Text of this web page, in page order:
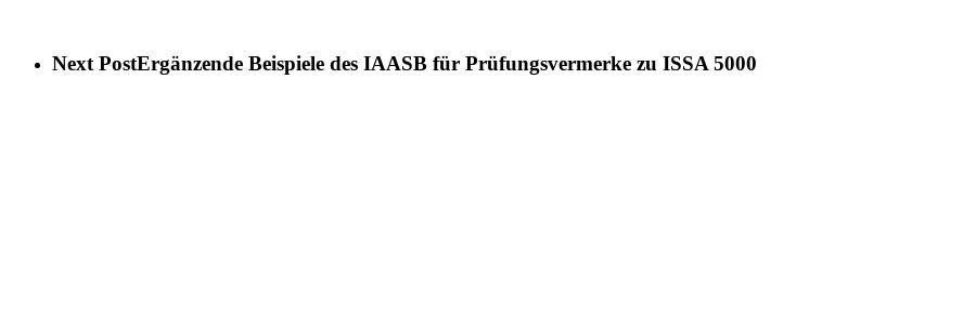
Next PostErgänzende Beispiele des IAASB für Prüfungsvermerke zu ISSA 5000